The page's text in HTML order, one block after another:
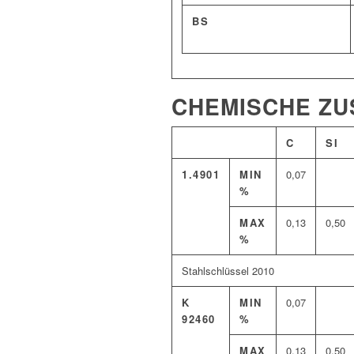
BS
CHEMISCHE
C SI
1.4901
MIN
%
0,07
MAX
%
0,13 0,50
Stahlschlüssel 2010
K
92460
MIN
%
0,07
MAX 0,13 0,50